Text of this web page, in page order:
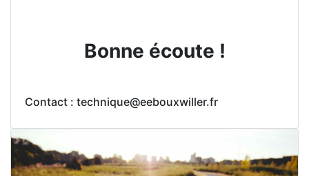
Bonne écoute !
Contact : technique@eebouxwiller.fr